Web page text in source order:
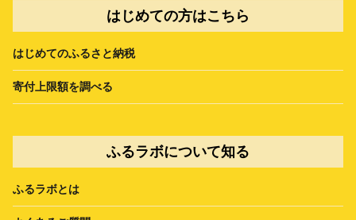
はじめての方はこちら
はじめてのふるさと納税
寄付上限額を調べる
ふるラボについて知る
ふるラボとは